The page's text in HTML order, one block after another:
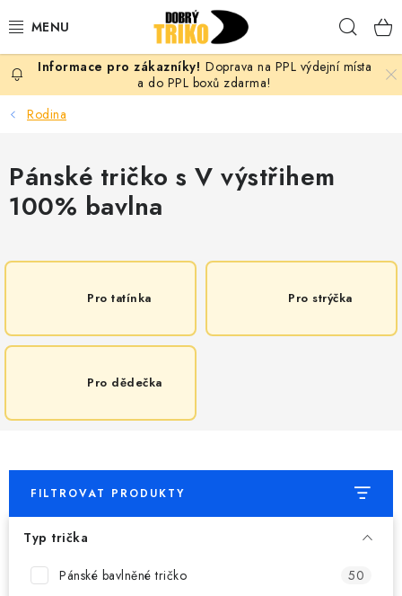
na
PRO ŽENY
PRO MUŽE
PRO DĚTI
DOPLŇKY
PRO PÁRY
B2B
MÁM SRDCE POMÁHÁM
Doprava na PPL výdejní místa
a do PPL boxů zdarma!
Rodina
Pánské tričko s V výstřihem
100% bavlna
Pro tatínka Pro strýčka
Pro dědečka
FILTROVAT PRODUKTY
Typ trička
Pánské bavlněné tričko
50